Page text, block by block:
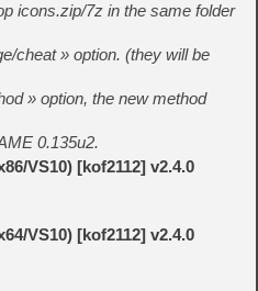
icons.zip/7z in the same folder
cheat » option. (they will be
» option, the new method
0.135u2.
VS10) [kof2112] v2.4.0
VS10) [kof2112] v2.4.0